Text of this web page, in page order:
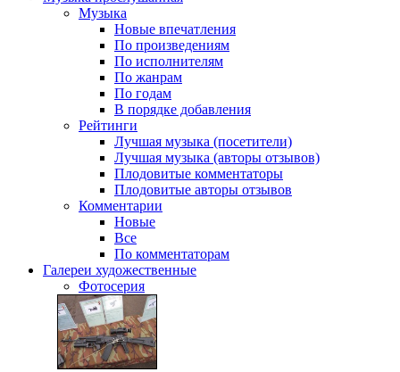
Музыка
Новые впечатления
По произведениям
По исполнителям
По жанрам
По годам
В порядке добавления
Рейтинги
Лучшая музыка (посетители)
Лучшая музыка (авторы отзывов)
Плодовитые комментаторы
Плодовитые авторы отзывов
Комментарии
Новые
Все
По комментаторам
Галереи художественные
Фотосерия